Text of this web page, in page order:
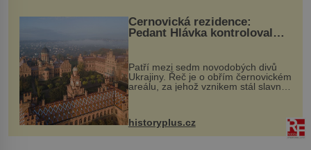
Černovická rezidence:
Pedant Hlávka kontroloval
Patří mezi sedm novodobých divů
Ukrajiny. Řeč je o obřím černovickém
areálu, za jehož vznikem stál slavný
český architekt Josef Hlávka. Ten si
na něm dal mimořádně záležet. Jeho
stavební plány by při ...
historyplus.cz